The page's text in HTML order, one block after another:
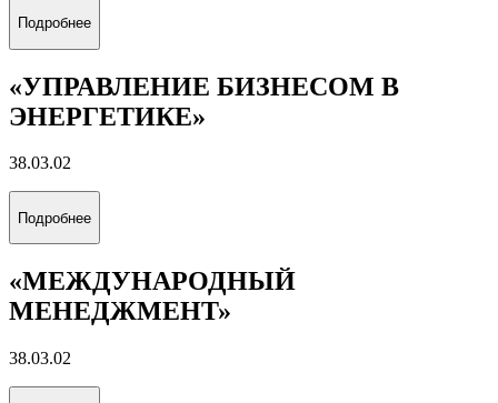
Подробнее
«УПРАВЛЕНИЕ БИЗНЕСОМ В
ЭНЕРГЕТИКЕ»
38.03.02
Подробнее
«МЕЖДУНАРОДНЫЙ
МЕНЕДЖМЕНТ»
38.03.02